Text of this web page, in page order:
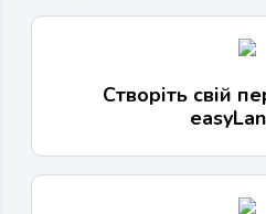
Створіть свій